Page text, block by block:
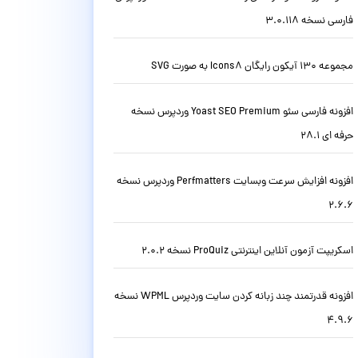
فارسی نسخه 3.0.118
مجموعه 130 آیکون رایگان Icons8 به صورت SVG
افزونه فارسی سئو Yoast SEO Premium وردپرس نسخه
حرفه ای 28.1
افزونه افزایش سرعت وبسایت Perfmatters وردپرس نسخه
2.6.6
اسکریپت آزمون آنلاین اینترنتی ProQuiz نسخه 2.0.2
افزونه قدرتمند چند زبانه کردن سایت وردپرس WPML نسخه
4.9.6